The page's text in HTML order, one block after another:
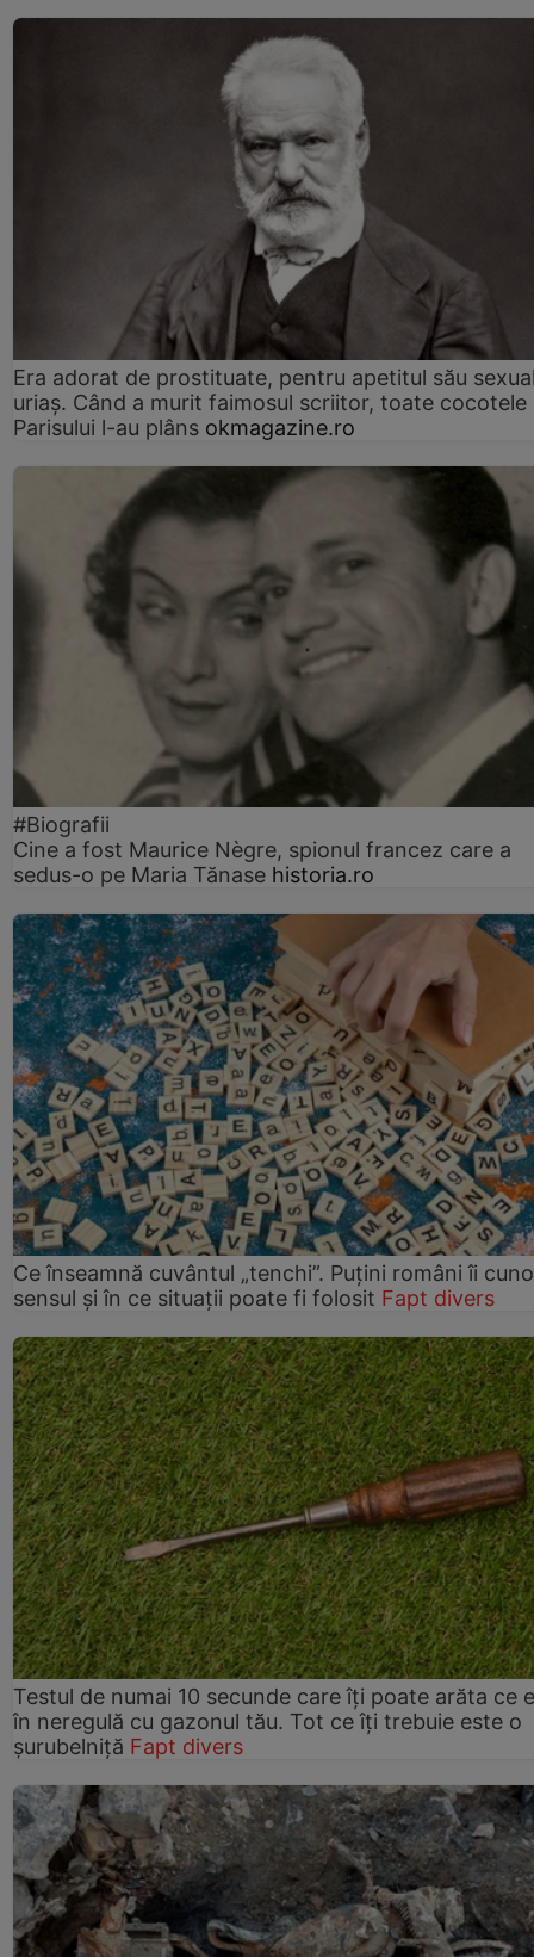
Era adorat de prostituate, pentru apetitul său
uriaș. Când a murit faimosul scriitor, toate cocotele
Parisului l-au plâns okmagazine.ro
#Biografii
Cine a fost Maurice Nègre, spionul francez care a
sedus-o pe Maria Tănase historia.ro
Ce înseamnă cuvântul „tenchi”. Puțini români îi
sensul și în ce situații poate fi folosit Fapt divers
Testul de numai 10 secunde care îți poate arăta ce
în neregulă cu gazonul tău. Tot ce îți trebuie este o
șurubelniță Fapt divers